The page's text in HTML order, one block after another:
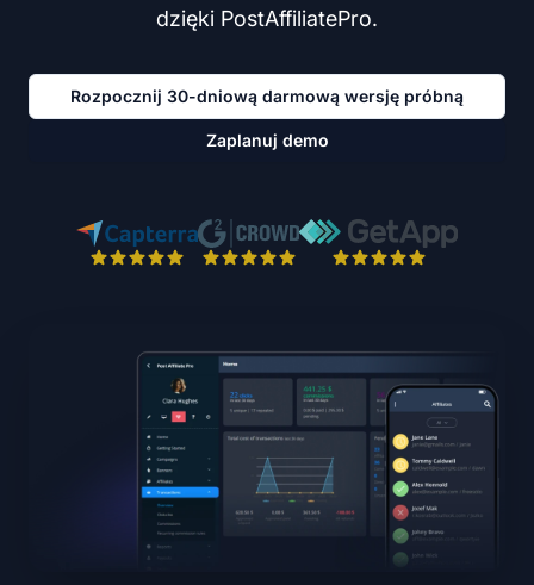
dzięki PostAffiliatePro.
Rozpocznij 30-dniową darmową wersję próbną
Zaplanuj demo